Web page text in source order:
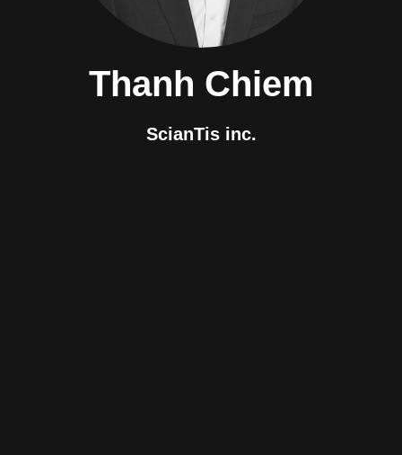
Thanh Chiem
ScianTis inc.